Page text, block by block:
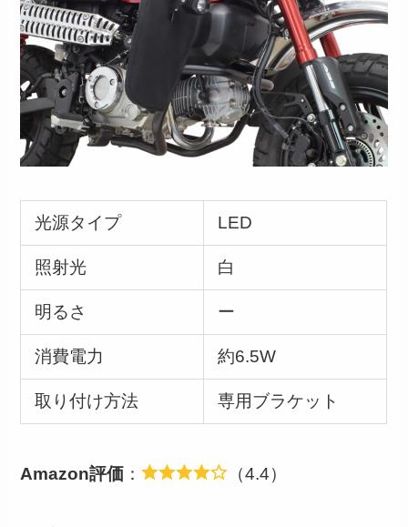
光源タイプ LED
照射光 白
明るさ ー
消費電力 約6.5W
取り付け方法 専用ブラケット
Amazon評価 ： （4.4）